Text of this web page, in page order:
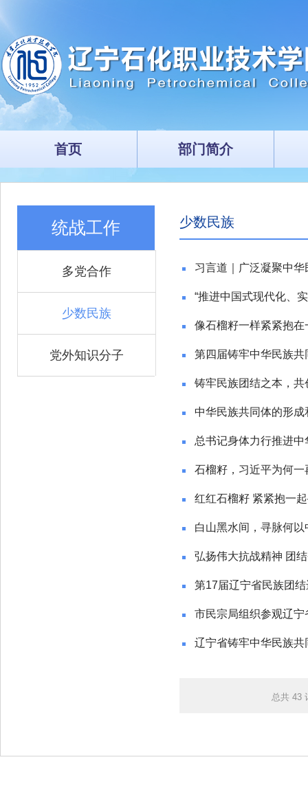
首页 部门简介
统战工作
多党合作
少数民族
党外知识分子
少数民族
习言道｜广泛凝聚中
“推进中国式现代化、
像石榴籽一样紧紧抱在
第四届铸牢中华民族
铸牢民族团结之本，
中华民族共同体的形
总书记身体力行推进
石榴籽，习近平为何一
红红石榴籽 紧紧抱一
白山黑水间，寻脉何
弘扬伟大抗战精神 团
第17届辽宁省民族团
市民宗局组织参观辽
辽宁省铸牢中华民族
总共 43